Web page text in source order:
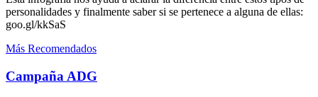
personalidades y finalmente saber si se pertenece a alguna de ellas:
goo.gl/kkSaS
Más Recomendados
Campaña ADG